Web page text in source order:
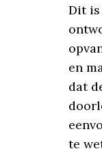
Dit
en
dat
te